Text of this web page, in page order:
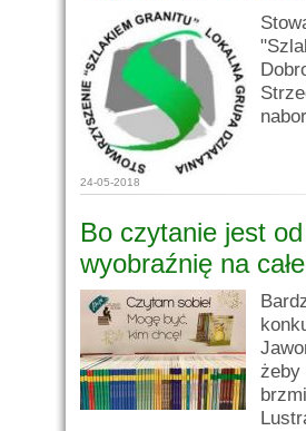
24-05-2018
Bo czytanie jest
wyobraźnię na